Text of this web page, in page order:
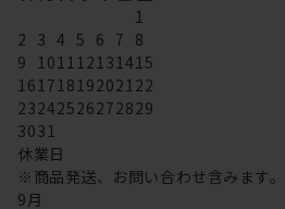
1
2 3 4 5 6 7 8
9 101112131415
16171819202122
23242526272829
3031
休業日
※商品発送、お問い合わせ含みます。
9月